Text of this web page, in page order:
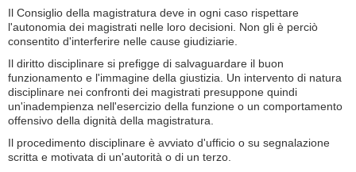
Il Consiglio della magistratura deve in ogni caso rispettare
l'autonomia dei magistrati nelle loro decisioni. Non gli è perciò
consentito d'interferire nelle cause giudiziarie.
Il diritto disciplinare si prefigge di salvaguardare il buon
funzionamento e l'immagine della giustizia. Un intervento di natura
disciplinare nei confronti dei magistrati presuppone quindi
un'inadempienza nell'esercizio della funzione o un comportamento
offensivo della dignità della magistratura.
Il procedimento disciplinare è avviato d'ufficio o su segnalazione
scritta e motivata di un'autorità o di un terzo.